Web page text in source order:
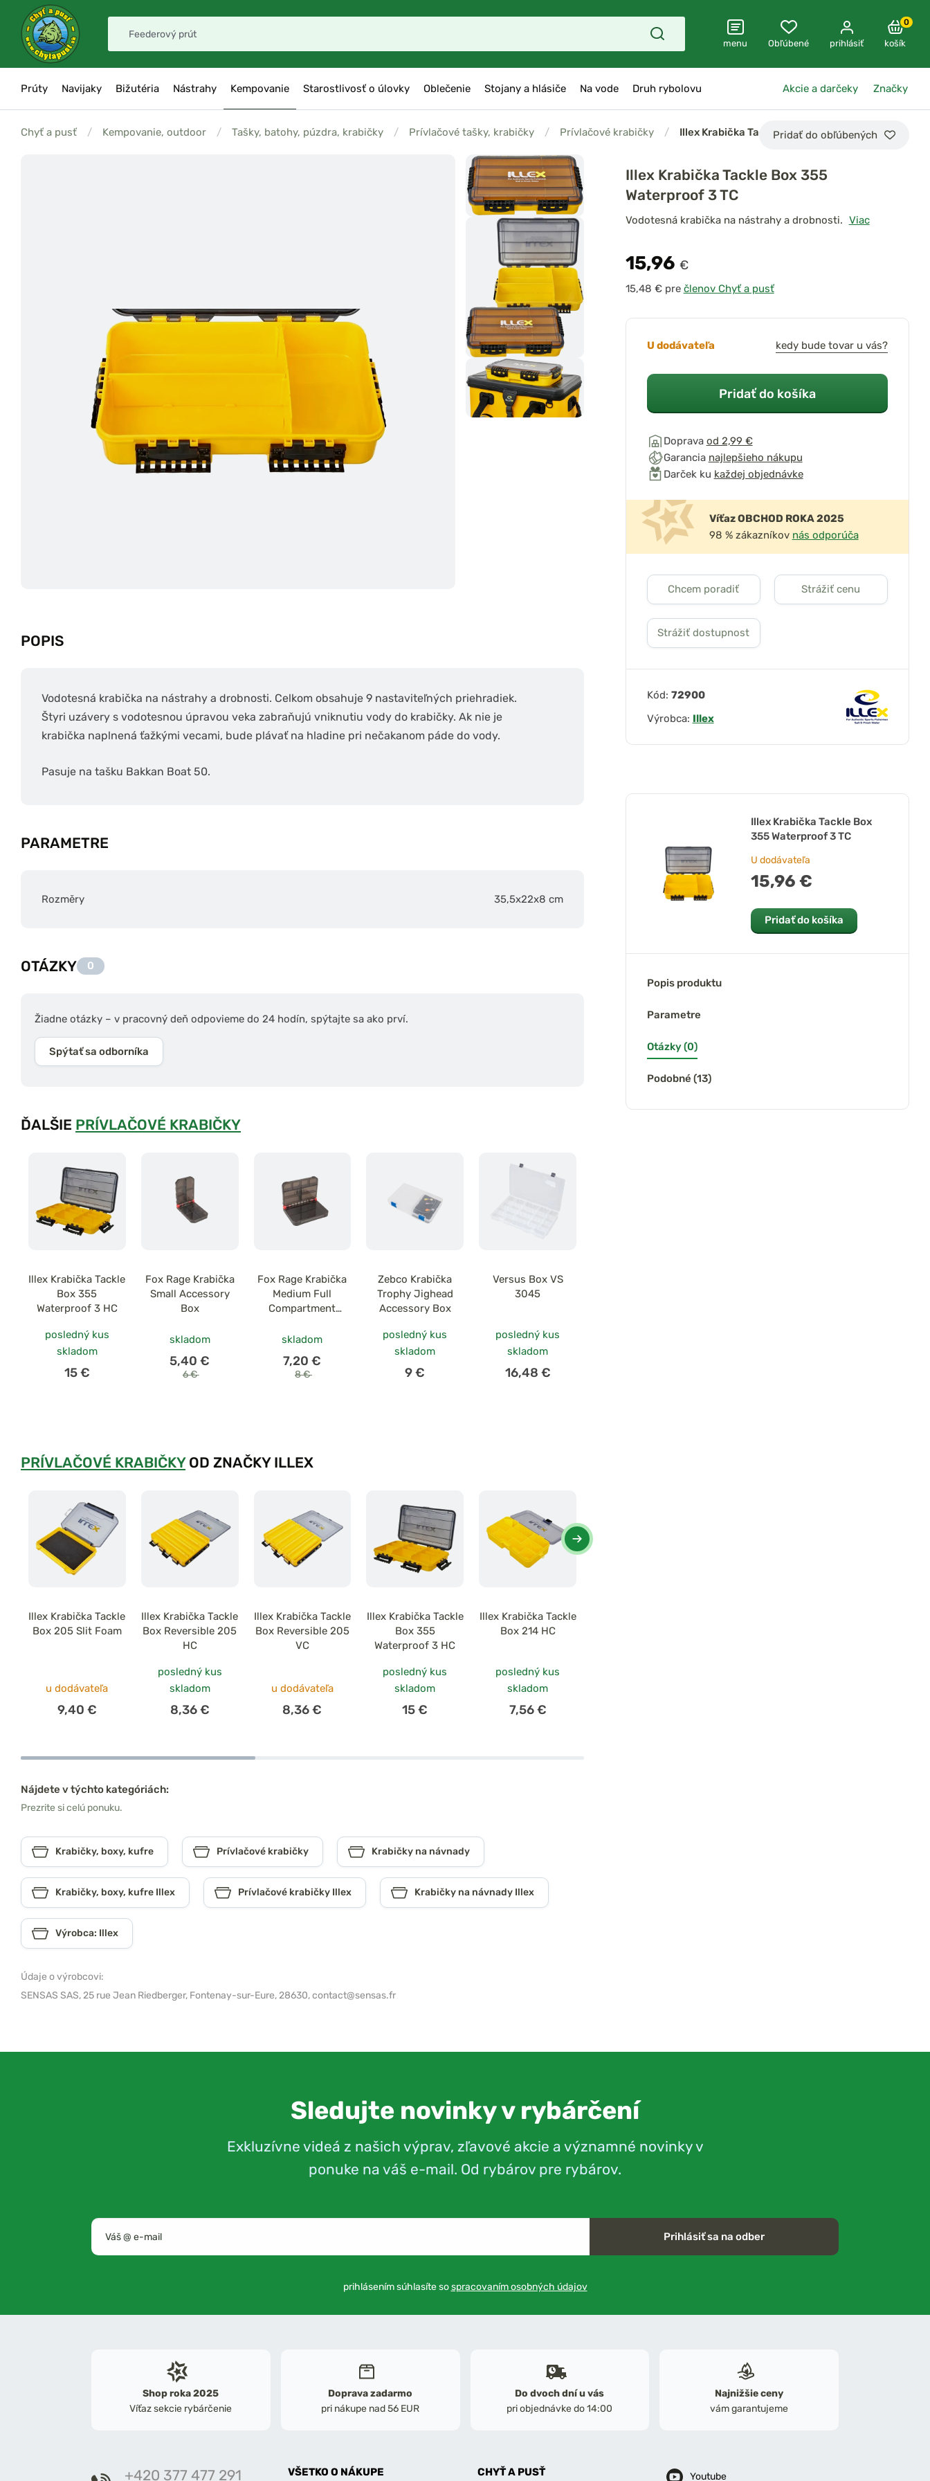
menu Obľúbené prihlásiť
0
košík
Prúty Navijaky Bižutéria Nástrahy Kempovanie Starostlivosť o úlovky Oblečenie Stojany a hlásiče Na vode Druh rybolovu Akcie a darčeky Značky
Chyť a pusť / Kempovanie, outdoor / Tašky, batohy, púzdra, krabičky / Prívlačové tašky, krabičky / Prívlačové krabičky / Illex Krabička Tackle…Pridať do obľúbených
POPIS
Vodotesná krabička na nástrahy a drobnosti. Celkom obsahuje 9 nastaviteľných priehradiek.
Štyri uzávery s vodotesnou úpravou veka zabraňujú vniknutiu vody do krabičky. Ak nie je
krabička naplnená ťažkými vecami, bude plávať na hladine pri nečakanom páde do vody.
Pasuje na tašku Bakkan Boat 50.
PARAMETRE
Rozměry 35,5x22x8 cm
OTÁZKY 0
Žiadne otázky – v pracovný deň odpovieme do 24 hodín, spýtajte sa ako prví.
Spýtať sa odborníka
ĎALŠIE PRÍVLAČOVÉ KRABIČKY
Illex Krabička Tackle
Box 355
Waterproof 3 HC
posledný kus
skladom
15 €
Fox Rage Krabička
Small Accessory
Box
skladom
5,40 €
6 €
Fox Rage Krabička
Medium Full
Compartment
skladom
7,20 €
8 €
Zebco Krabička
Trophy Jighead
Accessory Box
posledný kus
skladom
9 €
Versus Box VS
3045
posledný kus
skladom
16,48 €
PRÍVLAČOVÉ KRABIČKYOD ZNAČKY ILLEX
Illex Krabička Tackle
Box 205 Slit Foam
u dodávateľa
9,40 €
Illex Krabička Tackle
Box Reversible 205
HC
posledný kus
skladom
8,36 €
Illex Krabička Tackle
Box Reversible 205
VC
u dodávateľa
8,36 €
Illex Krabička Tackle
Box 355
Waterproof 3 HC
posledný kus
skladom
15 €
Illex Krabička Tackle
Box 214 HC
posledný kus
skladom
7,56 €
Nájdete v týchto kategóriách:
Prezrite si celú ponuku.
Krabičky, boxy, kufre Prívlačové krabičky Krabičky na návnady
Krabičky, boxy, kufre Illex Prívlačové krabičky Illex Krabičky na návnady Illex
Výrobca: Illex
Údaje o výrobcovi:
SENSAS SAS,25 rue Jean Riedberger, Fontenay-sur-Eure, 28630,contact@sensas.fr
Illex Krabička Tackle Box 355
Waterproof 3 TC
Vodotesná krabička na nástrahy a drobnosti. Viac
15,96 €
pre členov Chyť a pusť
U dodávateľa kedy bude tovar u vás?
Pridať do košíka
Doprava od 2,99 €
Garancia najlepšieho nákupu
Darček ku každej objednávke
Víťaz OBCHOD ROKA 2025
98 % zákazníkov nás odporúča
Chcem poradiť Strážiť cenu
Strážiť dostupnost
Kód: 72900
Výrobca: Illex
Illex Krabička Tackle Box
355 Waterproof 3 TC
U dodávateľa
15,96 €
Pridať do košíka
Popis produktu
Parametre
Otázky (0)
Podobné (13)
Sledujte novinky v rybárčení
Exkluzívne videá z našich výprav, zľavové akcie a významné novinky v
ponuke na váš e-mail. Od rybárov pre rybárov.
Prihlásiť sa na odber
prihlásením súhlasíte sospracovaním osobných údajov
Shop roka 2025
Víťaz sekcie rybárčenie
Doprava zadarmo
pri nákupe nad 56 EUR
Do dvoch dní u vás
pri objednávke do 14:00
Najnižšie ceny
vám garantujeme
+420 377 477 291 VŠETKO O NÁKUPE CHYŤ A PUSŤ Youtube